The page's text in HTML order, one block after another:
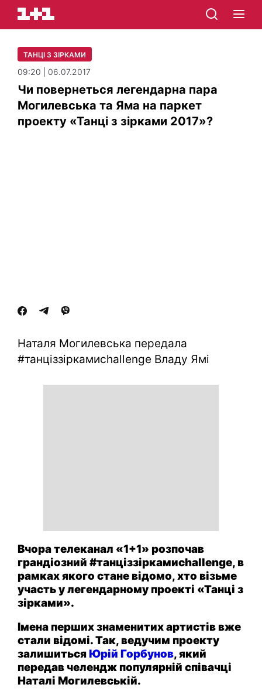
ТАНЦІ З ЗІРКАМИ
09:20 | 06.07.2017
Чи повернеться легендарна пара
Могилевська та Яма на паркет
проекту «Танці з зірками 2017»?
Наталя Могилевська передала
#танціззіркамиchallenge Владу Ямі
Вчора телеканал «1+1» розпочав
грандіозний #танціззіркамиchallenge, в
рамках якого стане відомо, хто візьме
участь у легендарному проекті «Танці з
зірками».
Імена перших знаменитих артистів вже
стали відомі. Так, ведучим проекту
залишитьсяЮрій Горбунов, який
передав челендж популярній співачці
Наталі Могилевській.